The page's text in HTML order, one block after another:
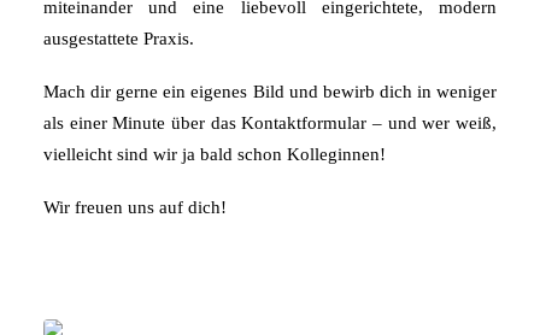
miteinander und eine liebevoll eingerichtete, modern
ausgestattete Praxis.
Mach dir gerne ein eigenes Bild und bewirb dich in weniger
als einer Minute über das Kontaktformular – und wer weiß,
vielleicht sind wir ja bald schon Kolleginnen!
Wir freuen uns auf dich!